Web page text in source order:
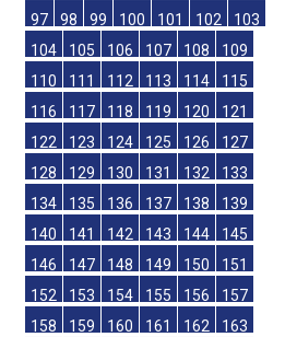
97
98 99 100 101 102
103
104
105 106 107 108
109
110
111 112 113 114
115
116
117 118 119 120
121
122
123 124 125 126
127
128
129 130 131 132
133
134
135 136 137 138
139
140
141 142 143 144
145
146
147 148 149 150
151
152
153 154 155 156
157
158
159 160 161 162
163